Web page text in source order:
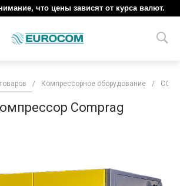
что цены зависят от курса валют.
/ Компрессорное оборудование /
Comprag